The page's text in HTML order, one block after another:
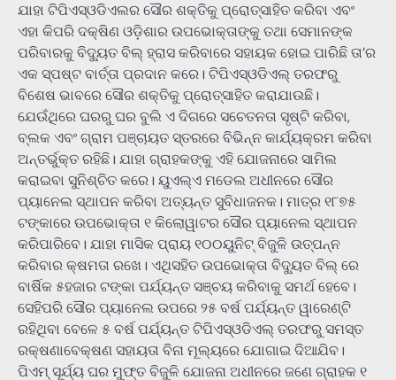
ଯାହା ଟିପିଏସ୍ଓଡିଏଲର ସୌର ଶକ୍ତିକୁ ପ୍ରୋତ୍ସାହିତ କରିବା ଏବଂ
ଏହା କିପରି ଦକ୍ଷିଣ ଓଡ଼ିଶାର ଉପଭୋକ୍ତାଙ୍କୁ ତଥା ସେମାନଙ୍କ
ପରିବାରକୁ ବିଦ୍ୟୁତ ବିଲ୍ ହ୍ରାସ କରିବାରେ ସହାୟକ ହୋଇ ପାରିଛି ତା’ର
ଏକ ସ୍ପଷ୍ଟ ବାର୍ତ୍ତା ପ୍ରଦାନ କରେ। ଟିପିଏସ୍ଓଡିଏଲ୍ ତରଫରୁ
ବିଶେଷ ଭାବରେ ସୌର ଶକ୍ତିକୁ ପ୍ରୋତ୍ସାହିତ କରାଯାଉଛି।
ଯେଉଁଥିରେ ଘରରୁ ଘର ବୁଲି ଏ ଦିଗରେ ସଚେତନତା ସୃଷ୍ଟି କରିବା,
ବ୍ଲକ ଏବଂ ଗ୍ରାମ ପଞ୍ଚାୟତ ସ୍ତରରେ ବିଭିନ୍ନ କାର୍ଯ୍ୟକ୍ରମ କରିବା
ଅନ୍ତର୍ଭୁକ୍ତ ରହିଛି। ଯାହା ଗ୍ରାହକଙ୍କୁ ଏହି ଯୋଜନାରେ ସାମିଲ
କରାଇବା ସୁନିଶ୍ଚିତ କରେ। ୟୁଏଲ୍ଏ ମଡେଲ ଅଧୀନରେ ସୌର
ପ୍ୟାନେଲ ସ୍ଥାପନ କରିବା ଅତ୍ୟନ୍ତ ସୁବିଧାଜନକ। ମାତ୍ର ୧୮୭୫
ଟଙ୍କାରେ ଉପଭୋକ୍ତା ୧ କିଲୋୱାଟର ସୌର ପ୍ୟାନେଲ ସ୍ଥାପନ
କରିପାରିବେ। ଯାହା ମାସିକ ପ୍ରାୟ ୧୦୦ୟୁନିଟ୍ ବିଜୁଳି ଉତ୍ପନ୍ନ
କରିବାର କ୍ଷମତା ରଖେ। ଏଥିସହିତ ଉପଭୋକ୍ତା ବିଦ୍ୟୁତ ବିଲ୍ ରେ
ବାର୍ଷିକ ୫ହଜାର ଟଙ୍କା ପର୍ଯ୍ୟନ୍ତ ସଞ୍ଚୟ କରିବାକୁ ସମର୍ଥ ହେବେ।
ସେହିପରି ସୌର ପ୍ୟାନେଲ ଉପରେ ୨୫ ବର୍ଷ ପର୍ଯ୍ୟନ୍ତ ୱାରେଣ୍ଟି
ରହିଥିବା ବେଳେ ୫ ବର୍ଷ ପର୍ଯ୍ୟନ୍ତ ଟିପିଏସ୍ଓଡିଏଲ୍ ତରଫରୁ ସମସ୍ତ
ରକ୍ଷଣାବେକ୍ଷଣ ସହାୟତା ବିନା ମୂଲ୍ୟରେ ଯୋଗାଇ ଦିଆଯିବ।
ପିଏମ୍ ସୂର୍ଯ୍ୟ ଘର ମୁଫ୍ତ ବିଜୁଳି ଯୋଜନା ଅଧୀନରେ ଜଣେ ଗ୍ରାହକ ୧